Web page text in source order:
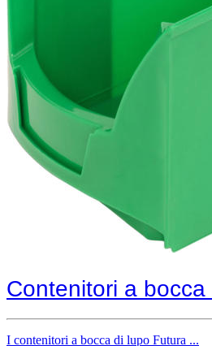
Contenitori a bocca
I contenitori a bocca di lupo Futura ...